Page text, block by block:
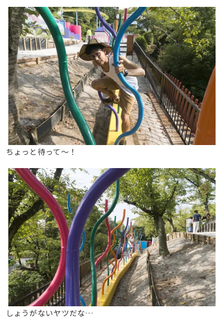
ちょっと待って〜！
しょうがないヤツだな…